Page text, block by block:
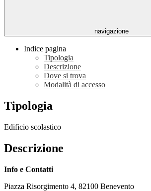
navigazione
Indice pagina
Tipologia
Descrizione
Dove si trova
Modalità di accesso
Tipologia
Edificio scolastico
Descrizione
Info e Contatti
Piazza Risorgimento 4, 82100 Benevento